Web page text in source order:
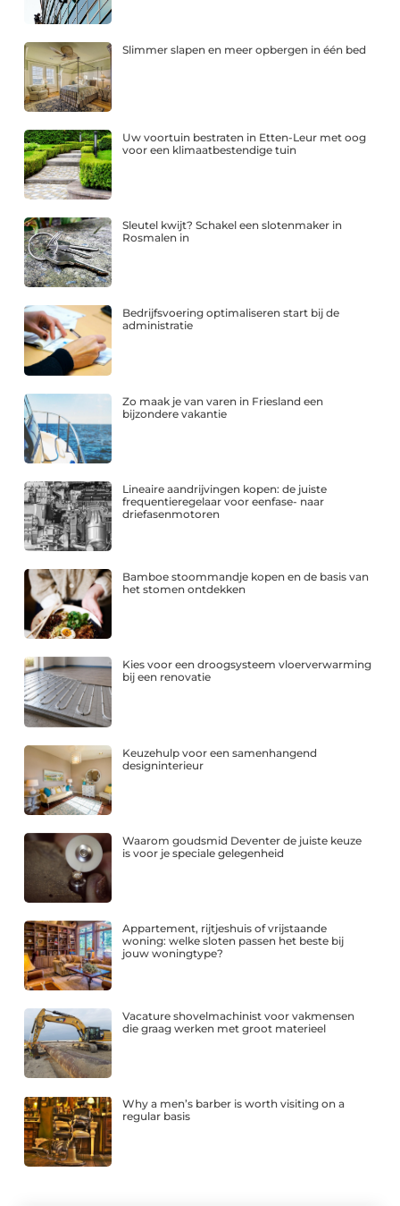
Slimmer slapen en meer opbergen in één bed
Uw voortuin bestraten in Etten-Leur met oog
voor een klimaatbestendige tuin
Sleutel kwijt? Schakel een slotenmaker in
Rosmalen in
Bedrijfsvoering optimaliseren start bij de
administratie
Zo maak je van varen in Friesland een
bijzondere vakantie
Lineaire aandrijvingen kopen: de juiste
frequentieregelaar voor eenfase- naar
driefasenmotoren
Bamboe stoommandje kopen en de basis van
het stomen ontdekken
Kies voor een droogsysteem vloerverwarming
bij een renovatie
Keuzehulp voor een samenhangend
designinterieur
Waarom goudsmid Deventer de juiste keuze
is voor je speciale gelegenheid
Appartement, rijtjeshuis of vrijstaande
woning: welke sloten passen het beste bij
jouw woningtype?
Vacature shovelmachinist voor vakmensen
die graag werken met groot materieel
Why a men’s barber is worth visiting on a
regular basis